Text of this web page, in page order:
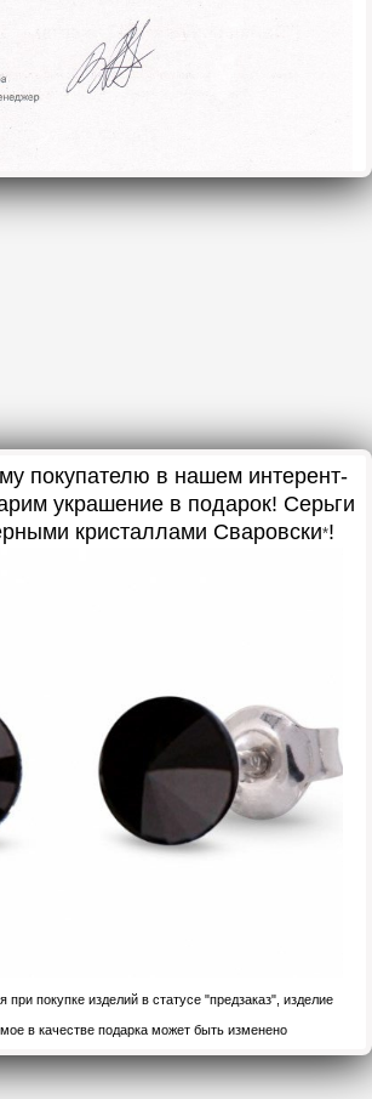
покупателю в нашем интерент-
украшение в подарок! Серьги
кристаллами Сваровски*!
при покупке изделий в статусе "предзаказ", изделие
в качестве подарка может быть изменено